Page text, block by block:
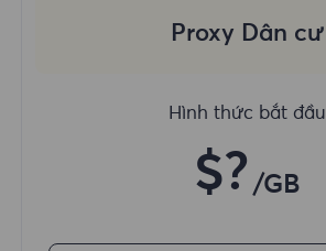
Proxy Dân cư
Hình thức bắt đầu
$? /GB